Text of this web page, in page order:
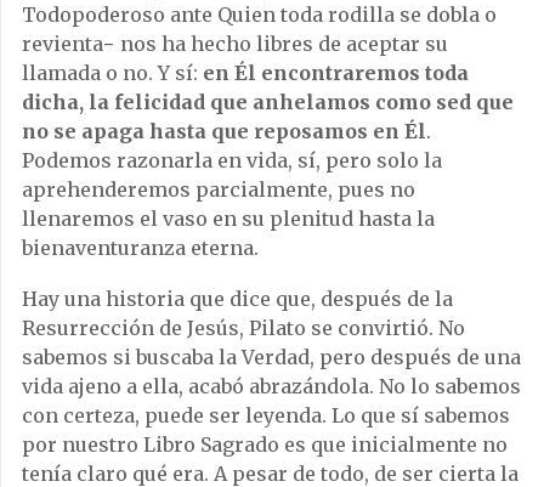
Todopoderoso ante Quien toda rodilla se dobla o
revienta− nos ha hecho libres de aceptar su
llamada o no. Y sí: en Él encontraremos toda
dicha, la felicidad que anhelamos como sed que
no se apaga hasta que reposamos en Él.
Podemos razonarla en vida, sí, pero solo la
aprehenderemos parcialmente, pues no
llenaremos el vaso en su plenitud hasta la
bienaventuranza eterna.
Hay una historia que dice que, después de la
Resurrección de Jesús, Pilato se convirtió. No
sabemos si buscaba la Verdad, pero después de una
vida ajeno a ella, acabó abrazándola. No lo sabemos
con certeza, puede ser leyenda. Lo que sí sabemos
por nuestro Libro Sagrado es que inicialmente no
tenía claro qué era. A pesar de todo, de ser cierta la